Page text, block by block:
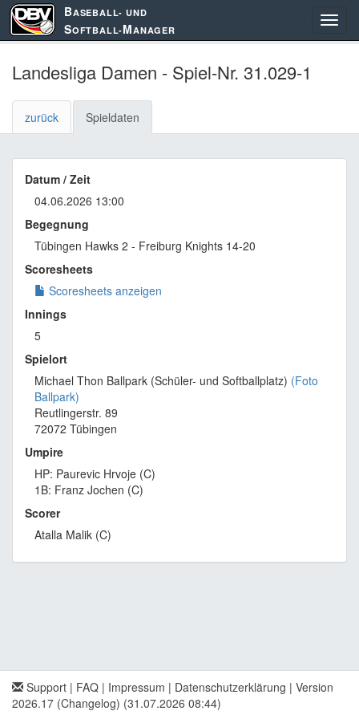
BASEBALL- UND
SOFTBALL-MANAGER
Landesliga Damen - Spiel-Nr. 31.029-1
zurück Spieldaten
Datum / Zeit
04.06.2026 13:00
Begegnung
Tübingen Hawks 2 - Freiburg Knights 14-20
Scoresheets
Scoresheets anzeigen
Innings
5
Spielort
Michael Thon Ballpark (Schüler- und Softballplatz) (Foto
Ballpark)
Reutlingerstr. 89
72072 Tübingen
Umpire
HP: Paurevic Hrvoje (C)
1B: Franz Jochen (C)
Scorer
Atalla Malik (C)
Support | FAQ | Impressum | Datenschutzerklärung | Version
2026.17 (Changelog) (31.07.2026 08:44)